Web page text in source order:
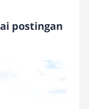
postingan